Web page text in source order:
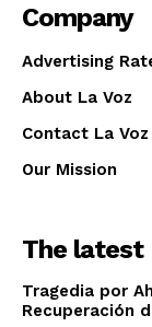
Company
Advertising
About La Voz
Contact La Voz
Our Mission
The latest
Tragedia por
Recuperación